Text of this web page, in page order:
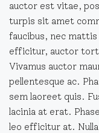
auctor est vitae,
turpis sit amet
faucibus, nec
efficitur, auctor
Vivamus auctor
pellentesque ac.
sem laoreet quis.
lacinia at erat.
leo efficitur at.